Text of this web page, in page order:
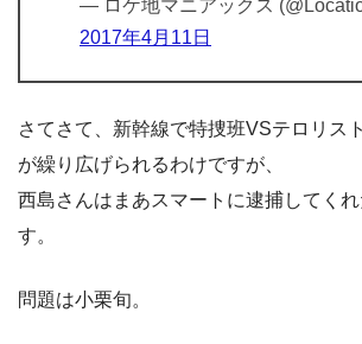
— ロケ地マニアックス
2017年4月11日
さてさて、新幹線で特捜班VSテロリス
が繰り広げられるわけですが、
西島さんはまあスマートに逮捕してく
す。
問題は小栗旬。